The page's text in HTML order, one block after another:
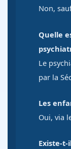
Non,
Quelle
Le
par la
Les
Oui, via
Existe-